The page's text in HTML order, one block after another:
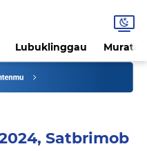
Lubuklinggau
Satbrimob